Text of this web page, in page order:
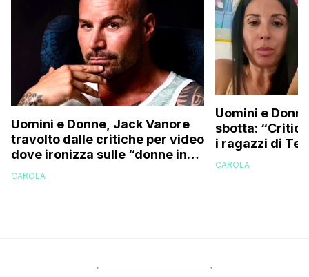
Uomini e Donne, Jack Vanore
travolto dalle critiche per video
dove ironizza sulle “donne in
perizoma su internet”
CAROLA
Uomini e
sbotta:
i ragazzi di
perché vi
CAROLA